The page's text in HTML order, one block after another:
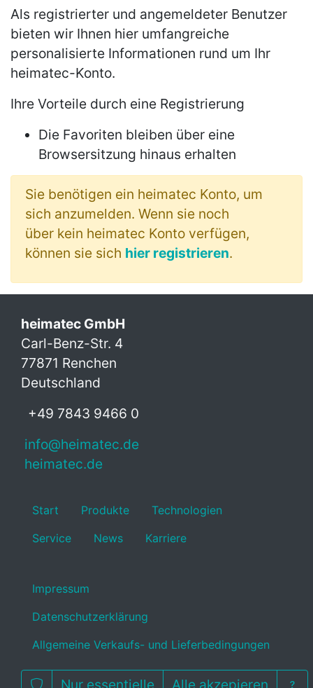
Als registrierter und angemeldeter Benutzer
bieten wir Ihnen hier umfangreiche
personalisierte Informationen rund um Ihr
heimatec-Konto.
Ihre Vorteile durch eine Registrierung
Die Favoriten bleiben über eine
Browsersitzung hinaus erhalten
Sie benötigen ein heimatec Konto, um
sich anzumelden. Wenn sie noch
über kein heimatec Konto verfügen,
können sie sich hier registrieren.
heimatec GmbH
Carl-Benz-Str. 4
77871 Renchen
Deutschland
+49 7843 9466 0
info@heimatec.de
heimatec.de
Start Produkte
Technologien
Service
News Karriere
Impressum
Datenschutzerklärung
Allgemeine Verkaufs- und Lieferbedingungen